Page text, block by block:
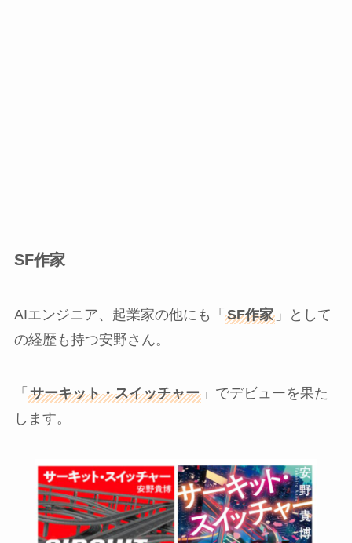
SF作家
AIエンジニア、起業家の他にも「 SF作家」として
の経歴も持つ安野さん。
「 サーキット・スイッチャー」でデビューを果た
します。